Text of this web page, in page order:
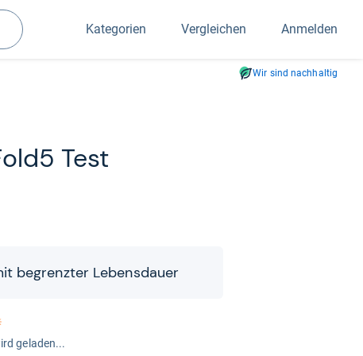
Suchen
Kategorien Vergleichen Anmelden
Wir sind nachhaltig
Test
begrenz­ter Lebens­dauer
geladen...